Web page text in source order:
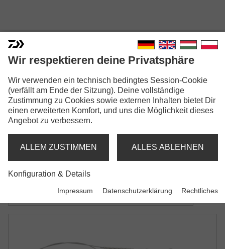
PROREX TITANIUM
STAHLDRAHT
Modellausführungen: 2
mit Wirbel und Karabiner
Wir respektieren deine Privatsphäre
Wir verwenden ein technisch bedingtes Session-Cookie
(verfällt am Ende der Sitzung). Deine vollständige
Zustimmung zu Cookies sowie externen Inhalten bietet Dir
einen erweiterten Komfort, und uns die Möglichkeit dieses
Angebot zu verbessern.
ALLEM ZUSTIMMEN ALLES ABLEHNEN
Konfiguration & Details
Impressum Datenschutzerklärung Rechtliches